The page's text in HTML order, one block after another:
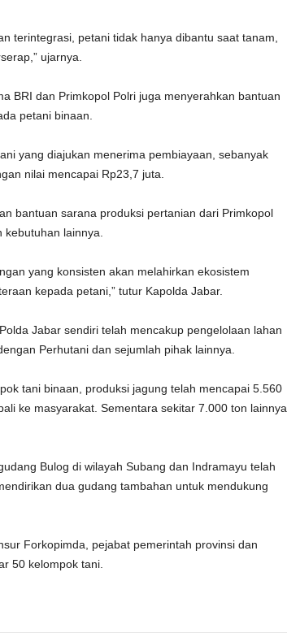
terintegrasi, petani tidak hanya dibantu saat tanam,
ujarnya.
BRI dan Primkopol Polri juga menyerahkan bantuan
petani binaan.
yang diajukan menerima pembiayaan, sebanyak
nilai mencapai Rp23,7 juta.
bantuan sarana produksi pertanian dari Primkopol
lainnya.
yang konsisten akan melahirkan ekosistem
kepada petani,” tutur Kapolda Jabar.
Jabar sendiri telah mencakup pengelolaan lahan
Perhutani dan sejumlah pihak lainnya.
tani binaan, produksi jagung telah mencapai 5.560
ke masyarakat. Sementara sekitar 7.000 ton lainnya
Bulog di wilayah Subang dan Indramayu telah
dua gudang tambahan untuk mendukung
Forkopimda, pejabat pemerintah provinsi dan
50 kelompok tani.